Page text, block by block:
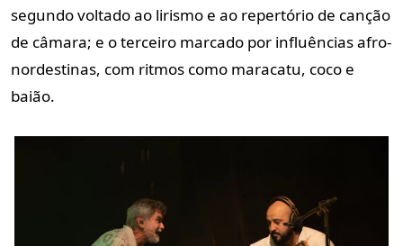
segundo voltado ao lirismo e ao repertório de canção
de câmara; e o terceiro marcado por influências afro-
nordestinas, com ritmos como maracatu, coco e
baião.